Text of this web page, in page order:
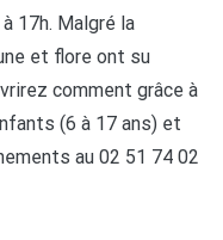
17h. Malgré la
et flore ont su
comment grâce à
(6 à 17 ans) et
au 02 51 74 02